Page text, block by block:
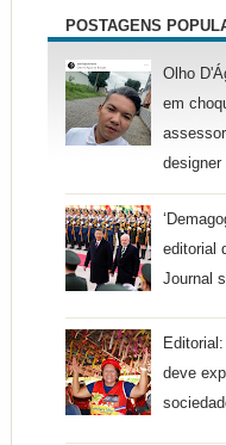
POSTAGENS
Olho
em
designer
editorial
Journal
deve